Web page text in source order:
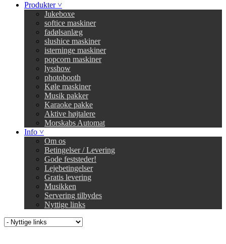
Produkter ˅
Jukeboxe
softice maskiner
fadølsanlæg
slushice maskiner
isterninge maskiner
popcorn maskiner
lysshow
photobooth
Køle maskiner
Musik pakker
Karaoke pakke
Aktive højtalere
Morskabs Automat
Info ˅
Om os
Betingelser / Levering
Gode feststeder!
Lejebetingelser
Gratis levering
Musikken
Servering tilbydes
Nyttige links